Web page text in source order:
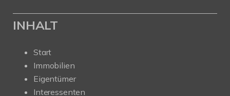
INHALT
Start
Immobilien
Eigentümer
Interessenten